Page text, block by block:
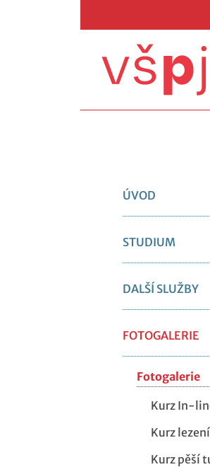
ÚVOD
STUDIUM
DALŠÍ SLUŽBY
FOTOGALERIE
Fotogalerie
Kurz In-
Kurz lezení
Kurz pěší